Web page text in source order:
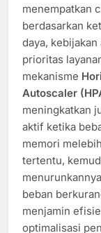
menempatkan
berdasarkan
daya,
prioritas
mekanisme
Autoscaler
meningkatkan
aktif ketika
memori
tertentu,
beban
menjamin
optimalisasi